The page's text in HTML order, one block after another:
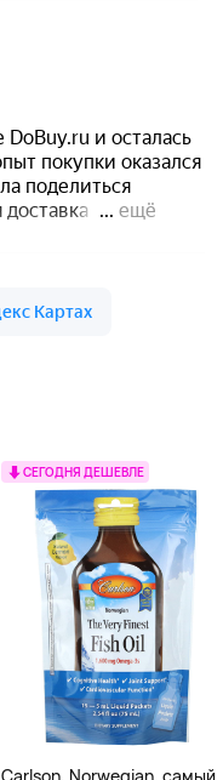
СЕГОДНЯ ДЕШЕВЛЕ
Carlson, Norwegian, самый